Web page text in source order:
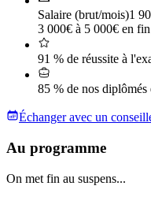
Salaire (brut/mois)1
3 000€ à 5 000€ en
91 % de réussite à
85 % de nos diplômés
Échanger avec un
Au programme
On met fin au suspens...